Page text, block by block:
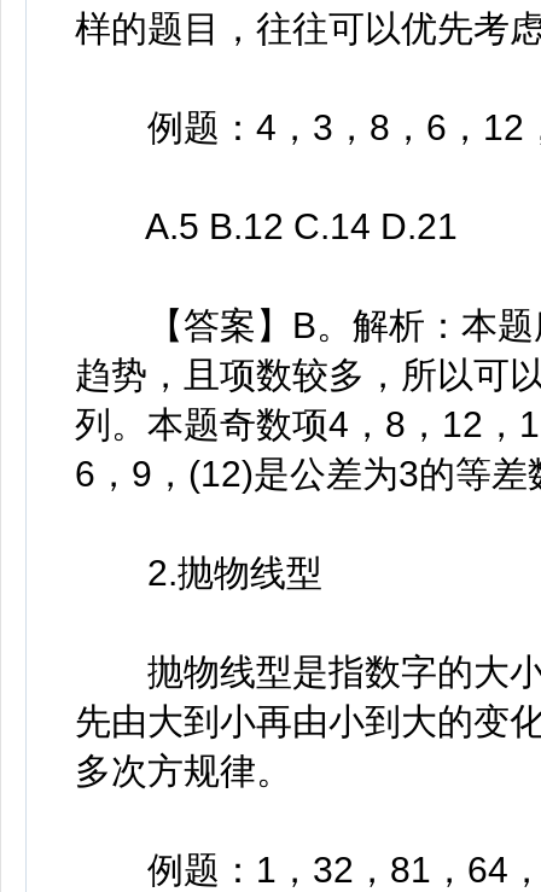
样的题目，往往可以优先考
例题：4，3，8，6，12
A.5 B.12 C.14 D.21
【答案】B。解析：本题
趋势，且项数较多，所以可
列。本题奇数项4，8，12，
6，9，(12)是公差为3的等差
2.抛物线型
抛物线型是指数字的大小
先由大到小再由小到大的变
多次方规律。
例题：1，32，81，64，